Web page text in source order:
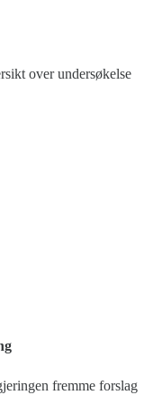
over undersøkelse
fremme forslag